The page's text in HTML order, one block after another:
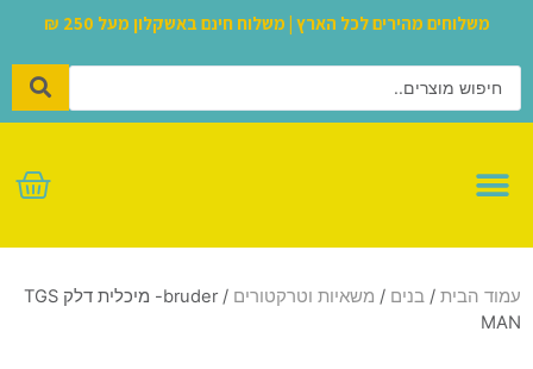
משלוחים מהירים לכל הארץ | משלוח חינם באשקלון מעל 250 ₪
עמוד הבית / בנים / משאיות וטרקטורים
/ bruder- מיכלית דלק TGS
MAN